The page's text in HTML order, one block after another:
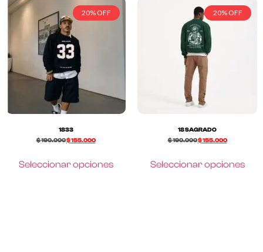
20% OFF
1833
$190.000$155.000
Seleccionar opciones
20% OFF
18 SAGRADO
$190.000$155.000
Seleccionar opciones